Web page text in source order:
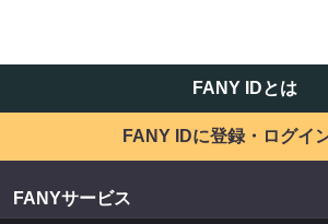
FANY IDとは
FANY IDに登録・ログイ
FANYサービス